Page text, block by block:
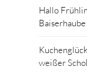
Hallo
Baiserhaube
weißer